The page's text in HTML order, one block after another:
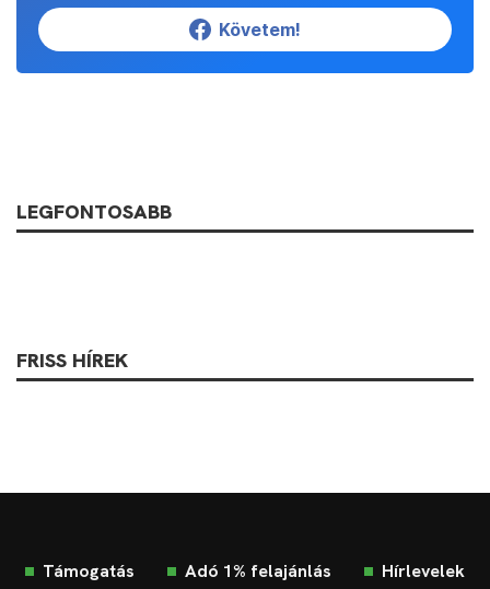
Követem!
LEGFONTOSABB
FRISS HÍREK
Támogatás Adó 1% felajánlás Hírlevelek